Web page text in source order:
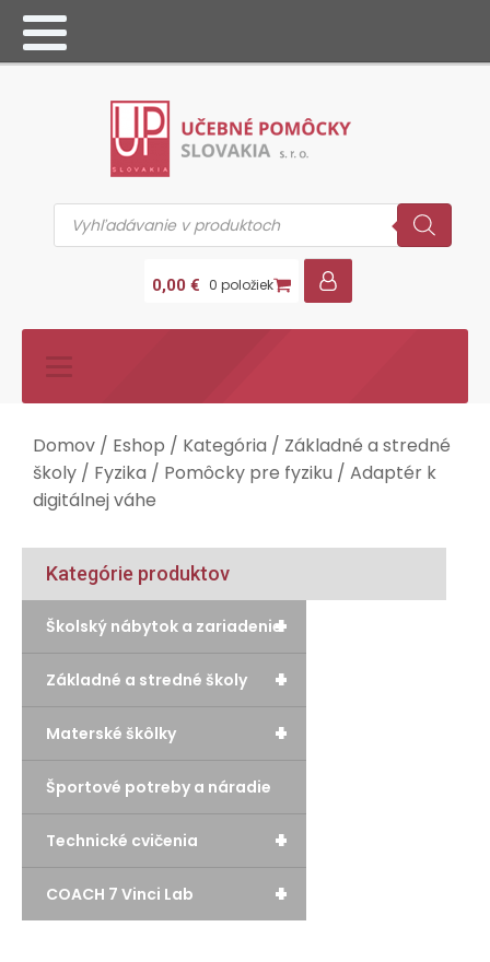
Products
search
0,00 € 0 položiek
Domov / Eshop / Kategória / Základné a stredné
školy / Fyzika / Pomôcky pre fyziku / Adaptér k
digitálnej váhe
Kategórie produktov
+
Školský nábytok a zariadenie
+
Základné a stredné školy
+
Materské škôlky
Športové potreby a náradie
+
Technické cvičenia
+
COACH 7 Vinci Lab